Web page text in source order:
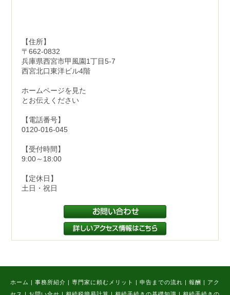
【住所】
〒662-0832
兵庫県西宮市甲風園1丁目5-7
西宮北口東洋ビル4階
ホームページを見た
とお伝えください
【電話番号】
0120-016-045
【受付時間】
9:00～18:00
【定休日】
土日・祝日
ホーム | 事務所紹介 | 専門家に頼むメリット | 申告までの流れ | 報酬 | アク